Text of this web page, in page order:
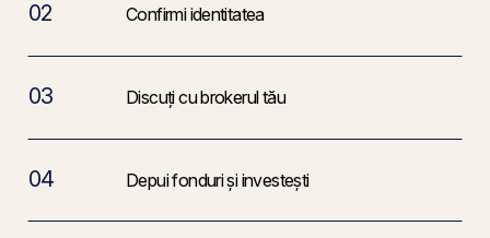
02 Confirmi identitatea
03 Discuți cu brokerul tău
04 Depui fonduri și investești